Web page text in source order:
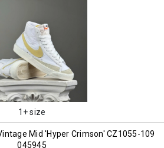
1+ size
Mid 'Hyper Crimson' CZ1055-109
045945